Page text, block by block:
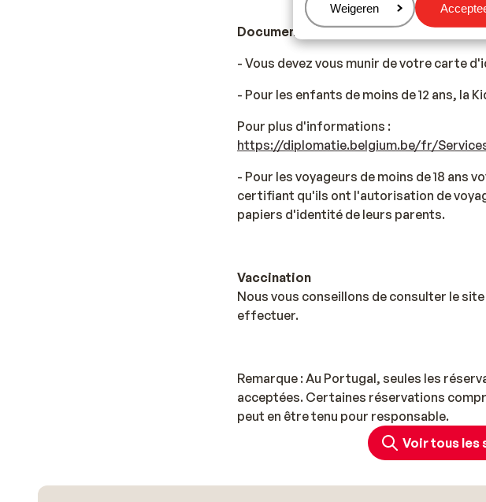
Beheren
Weigeren
Documents de voyage
- Vous devez vous munir de votre carte
- Pour les enfants de moins de 12 ans, la
Pour plus d'informations :
https://diplomatie.belgium.be/fr/
- Pour les voyageurs de moins de 18 ans
certifiant qu'ils ont l'autorisation de
papiers d'identité de leurs parents.
Vaccination
Nous vous conseillons de consulter le
effectuer.
Remarque : Au Portugal, seules les
acceptées. Certaines réservations
peut en être tenu pour responsable.
Voir tous les